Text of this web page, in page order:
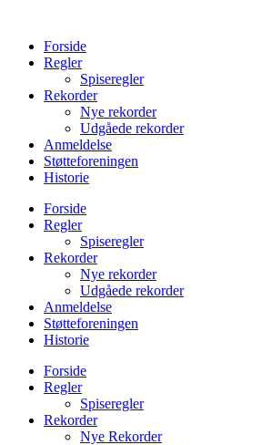
indholdForside
Regler
Spiseregler
Rekorder
Nye rekorder
Udgåede rekorder
Anmeldelse
Støtteforeningen
Historie
Forside
Regler
Spiseregler
Rekorder
Nye rekorder
Udgåede rekorder
Anmeldelse
Støtteforeningen
Historie
Forside
Regler
Spiseregler
Rekorder
Nye Rekorder